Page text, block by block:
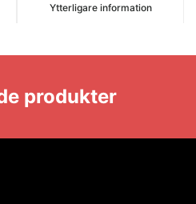
Ytterligare information
produkter